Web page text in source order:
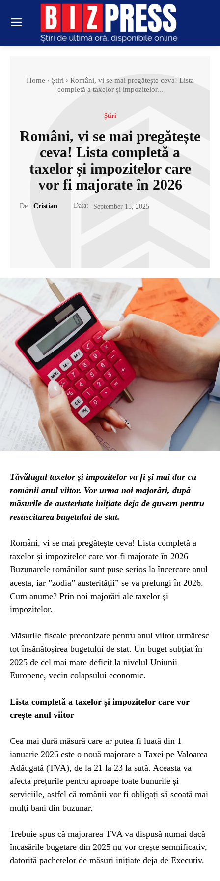
Home Știri
Români, vi se mai pregătește ceva! Lista
completă a taxelor și impozitelor...
Știri
Români, vi se mai pregătește
ceva! Lista completă a
taxelor și impozitelor care
vor fi majorate în 2026
De: Cristian Data: September 15, 2025
Tăvălugul taxelor și impozitelor va fi și mai dur cu
românii anul viitor. Vor urma noi majorări, după
măsurile de austeritate inițiate deja de guvern pentru
resuscitarea bugetului de stat.
Români, vi se mai pregătește ceva! Lista completă a
taxelor și impozitelor care vor fi majorate în 2026
Buzunarele românilor sunt puse serios la încercare anul
acesta, iar ”zodia” austerității” se va prelungi în 2026.
Cum anume? Prin noi majorări ale taxelor și
impozitelor.
Măsurile fiscale preconizate pentru anul viitor urmăresc
tot însănătoșirea bugetului de stat. Un buget subțiat în
2025 de cel mai mare deficit la nivelul Uniunii
Europene, vecin colapsului economic.
Lista completă a taxelor și impozitelor care vor
crește anul viitor
Cea mai dură măsură care ar putea fi luată din 1
ianuarie 2026 este o nouă majorare a Taxei pe Valoarea
Adăugată (TVA), de la 21 la 23 la sută. Aceasta va
afecta prețurile pentru aproape toate bunurile și
serviciile, astfel că românii vor fi obligați să scoată mai
mulți bani din buzunar.
Trebuie spus că majorarea TVA va dispusă numai dacă
încasările bugetare din 2025 nu vor crește semnificativ,
datorită pachetelor de măsuri inițiate deja de Executiv.